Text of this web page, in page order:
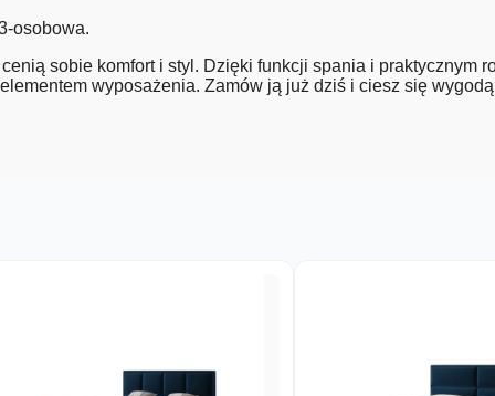
osobowa.
sobie komfort i styl. Dzięki funkcji spania i praktycznym
wyposażenia. Zamów ją już dziś i ciesz się